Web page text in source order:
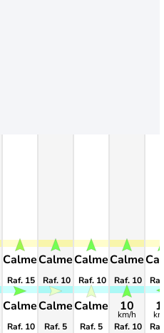
Calme
Raf. 15
Calme
Raf. 10
Calme
Raf. 10
Calme
Raf. 5
Calme
Raf. 10
Calme
Raf. 5
Calme
Raf. 10
10
km/h
Raf. 10